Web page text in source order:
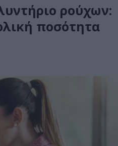
ρούχων:
ποσότητα